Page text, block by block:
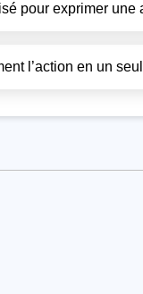
pour exprimer
l’action en un